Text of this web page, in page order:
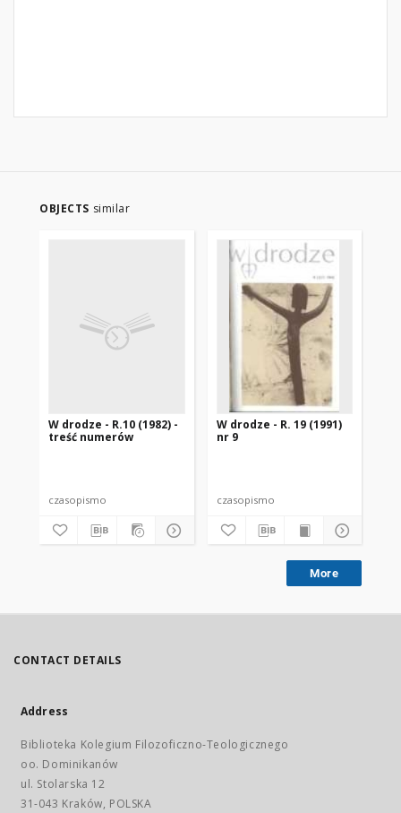
OBJECTS similar
W drodze - R.10 (1982) -
treść numerów
czasopismo
W drodze - R. 19 (1991)
nr 9
czasopismo
More
CONTACT DETAILS
Address
Biblioteka Kolegium Filozoficzno-Teologicznego
oo. Dominikanów
ul. Stolarska 12
31-043 Kraków, POLSKA